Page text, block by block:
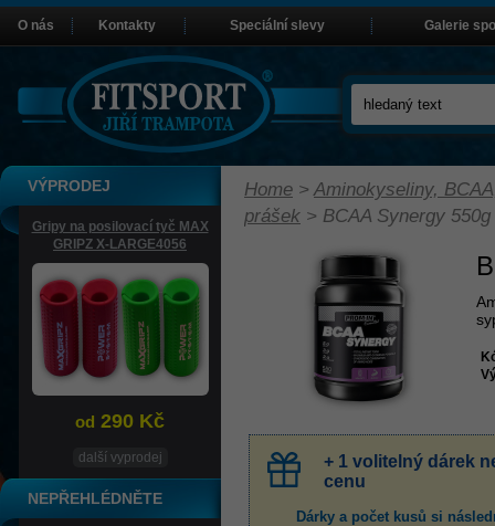
Home >Aminokyseliny,
prášek > BCAA Synergy 550g
+ 1 volitelný dárek
cenu
Dárky a počet kusů si
VÝPRODEJ
Gripy na posilovací tyč MAX
GRIPZ X-LARGE4056
od 290 Kč
další vyprodej
NEPŘEHLÉDNĚTE
O nás Kontakty Speciální slevy Galerie